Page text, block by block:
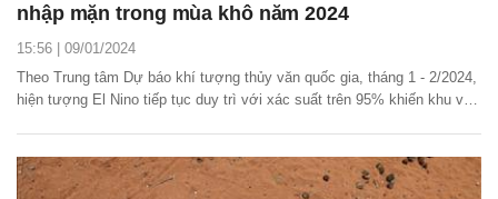
nhập mặn trong mùa khô năm 2024
15:56 | 09/01/2024
Theo Trung tâm Dự báo khí tượng thủy văn quốc gia, tháng 1 - 2/2024,
hiện tượng El Nino tiếp tục duy trì với xác suất trên 95% khiến khu vực